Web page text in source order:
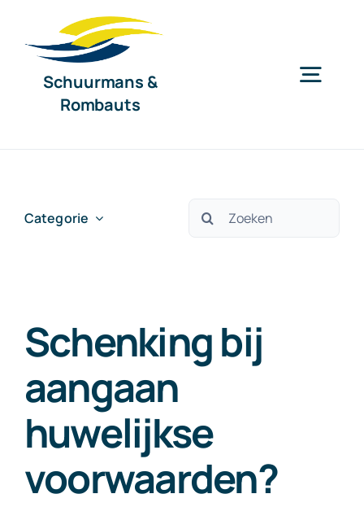
naar
Schuurmans &
Rombauts
Nieuws
Exact Online
Neem contact op!
Categorie
Zoeken
Schenking bij
aangaan
huwelijkse
voorwaarden?